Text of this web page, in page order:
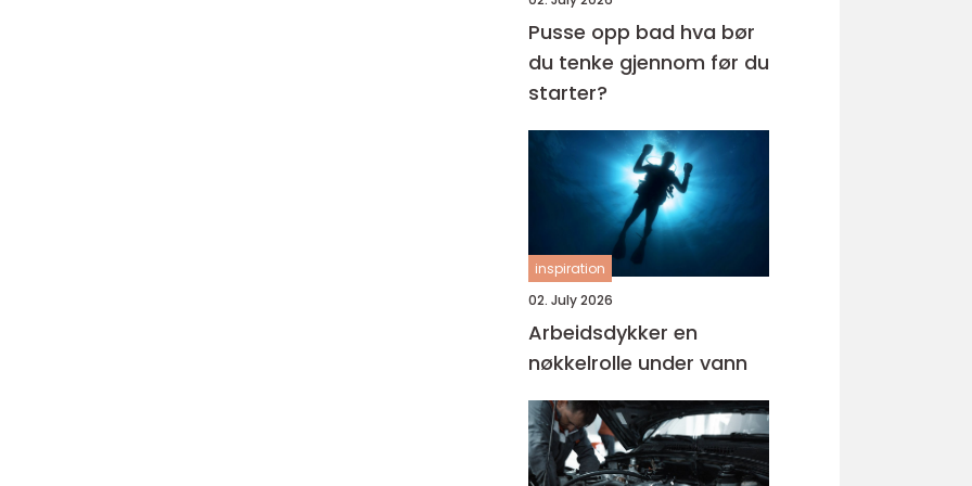
Pusse opp bad hva bør
du tenke gjennom før du
starter?
inspiration
02. July 2026
Arbeidsdykker en
nøkkelrolle under vann